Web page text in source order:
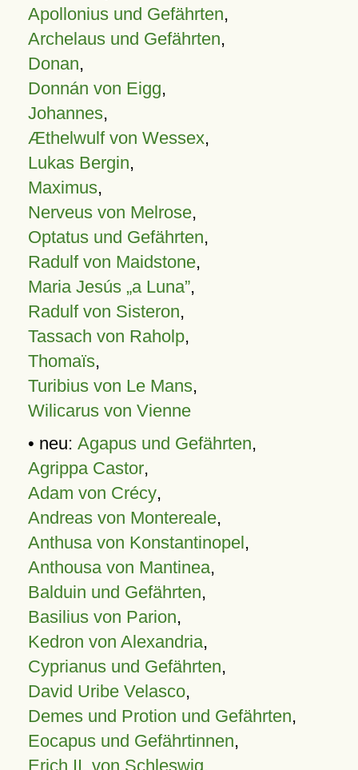
Apollonius und Gefährten,
Archelaus und Gefährten,
Donan,
Donnán von Eigg,
Johannes,
Æthelwulf von Wessex,
Lukas Bergin,
Maximus,
Nerveus von Melrose,
Optatus und Gefährten,
Radulf von Maidstone,
Maria Jesús „a Luna”,
Radulf von Sisteron,
Tassach von Raholp,
Thomaïs,
Turibius von Le Mans,
Wilicarus von Vienne
• neu: Agapus und Gefährten,
Agrippa Castor,
Adam von Crécy,
Andreas von Montereale,
Anthusa von Konstantinopel,
Anthousa von Mantinea,
Balduin und Gefährten,
Basilius von Parion,
Kedron von Alexandria,
Cyprianus und Gefährten,
David Uribe Velasco,
Demes und Protion und Gefährten,
Eocapus und Gefährtinnen,
Erich II. von Schleswig,